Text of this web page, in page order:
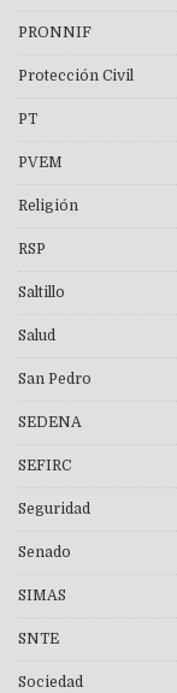
PRONNIF
Protección Civil
PT
PVEM
Religión
RSP
Saltillo
Salud
San Pedro
SEDENA
SEFIRC
Seguridad
Senado
SIMAS
SNTE
Sociedad